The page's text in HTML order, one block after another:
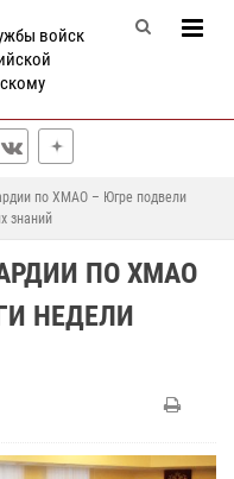
войск
по ХМАО – Югре подвели
знаний
ПО ХМАО
НЕДЕЛИ